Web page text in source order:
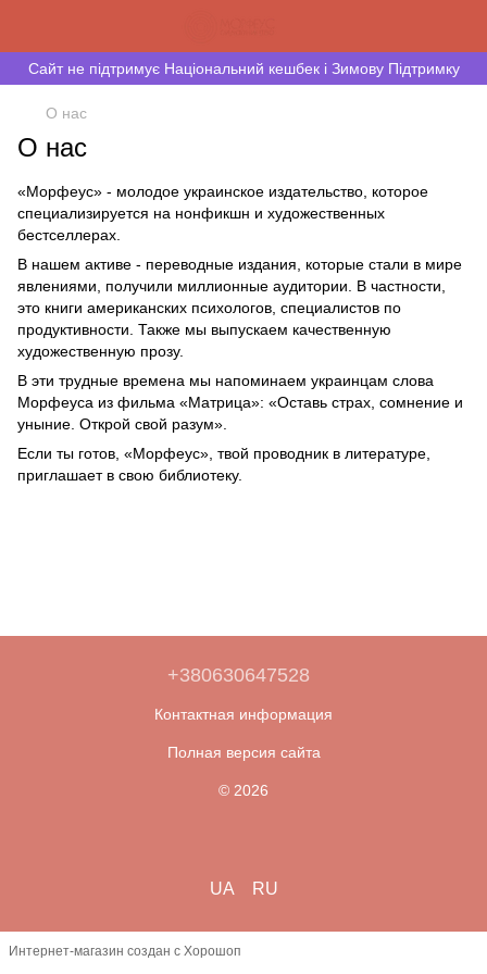
Сайт не підтримує Національний кешбек і Зимову Підтримку
О нас
О нас
«Морфеус» - молодое украинское издательство, которое
специализируется на нонфикшн и художественных
бестселлерах.
В нашем активе - переводные издания, которые стали в мире
явлениями, получили миллионные аудитории. В частности,
это книги американских психологов, специалистов по
продуктивности. Также мы выпускаем качественную
художественную прозу.
В эти трудные времена мы напоминаем украинцам слова
Морфеуса из фильма «Матрица»: «Оставь страх, сомнение и
уныние. Открой свой разум».
Если ты готов, «Морфеус», твой проводник в литературе,
приглашает в свою библиотеку.
+380630647528
Контактная информация
Полная версия сайта
© 2026
UA RU
Интернет-магазин создан с Хорошоп